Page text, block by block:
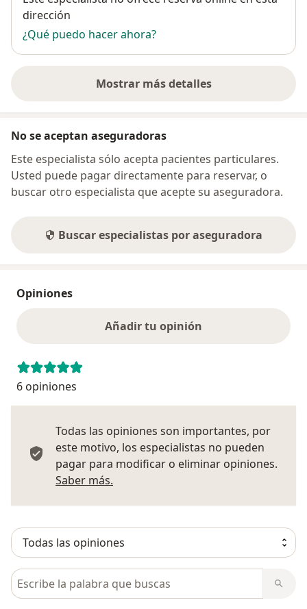
dirección
¿Qué puedo hacer ahora?
Mostrar más detalles
sobre la dirección
No se aceptan aseguradoras
Este especialista sólo acepta pacientes particulares.
Usted puede pagar directamente para reservar, o
buscar otro especialista que acepte su aseguradora.
Buscar especialistas por aseguradora
Opiniones
Añadir tu opinión
6 opiniones
Todas las opiniones son importantes, por
este motivo, los especialistas no pueden
pagar para modificar o eliminar opiniones.
Saber más.
Busca en opiniones